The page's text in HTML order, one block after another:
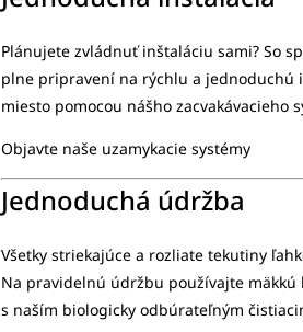
Plánujete zvládnuť inštaláciu sami? So
plne pripravení na rýchlu a jednoduchú
miesto pomocou nášho zacvakávacieho
Objavte naše uzamykacie systémy
Jednoduchá údržba
Všetky striekajúce a rozliate tekutiny
Na pravidelnú údržbu používajte mäkkú
s naším biologicky odbúrateľným